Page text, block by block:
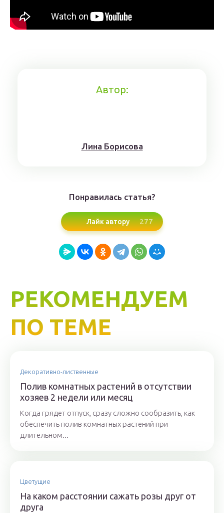
Автор:
Лина Борисoвa
Понравилась статья?
Лайк автору 277
РЕКОМЕНДУЕМ
ПО ТЕМЕ
Декоративно-лиственные
Полив комнатных растений в отсутствии
хозяев 2 недели или месяц
Когда грядет отпуск, сразу сложно сообразить, как
обеспечить полив комнатных растений при
длительном...
Цветущие
На каком расстоянии сажать розы друг от
друга